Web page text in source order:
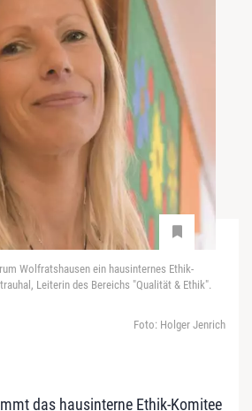
Wolfratshausen ein hausinternes Ethik-
Leiterin des Bereichs "Qualität & Ethik".
Foto: Holger Jenrich
das hausinterne Ethik-Komitee